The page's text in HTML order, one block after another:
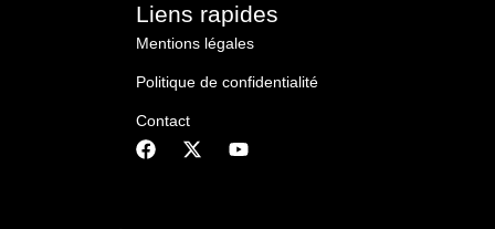
Liens rapides
Mentions légales
Politique de confidentialité
Contact